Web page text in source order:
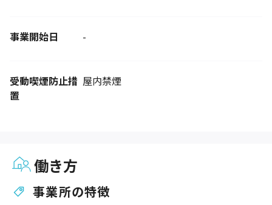
事業開始日 -
受動喫煙防止措
置
屋内禁煙
働き方
事業所の特徴